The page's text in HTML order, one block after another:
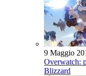
9 Maggio
Overwatch:
Blizzard